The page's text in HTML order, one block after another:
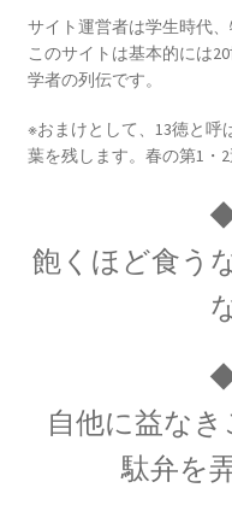
電導
G・
【反射熱と放射エ
サイト運営者は学生時代
このサイトは基本的には
学者の列伝です。
※おまけとして、13徳と呼
葉を残します。春の第1・2
飽くほど食う
自他に益なき
駄弁を